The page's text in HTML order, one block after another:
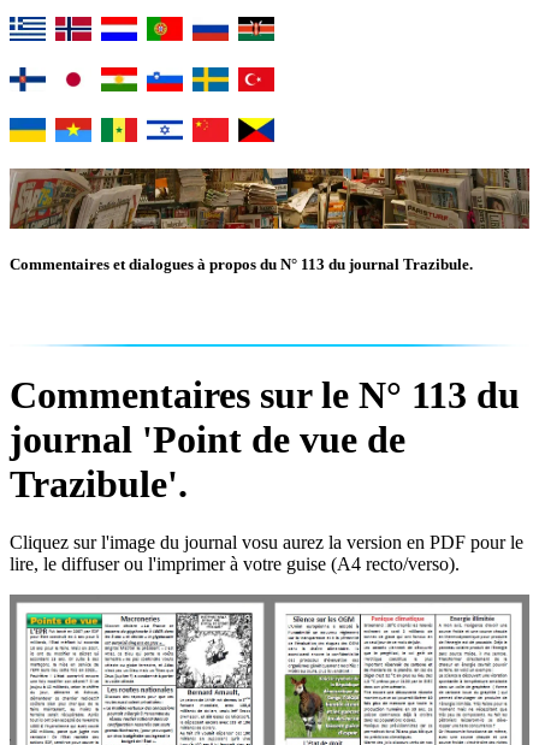
Commentaires et dialogues à propos du N° 113 du journal Trazibule.
Commentaires sur le N° 113 du
journal 'Point de vue de
Trazibule'.
Cliquez sur l'image du journal vosu aurez la version en PDF pour le
lire, le diffuser ou l'imprimer à votre guise (A4 recto/verso).